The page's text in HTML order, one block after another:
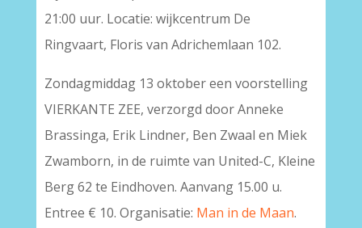
21:00 uur. Locatie: wijkcentrum De
Ringvaart, Floris van Adrichemlaan 102.
Zondagmiddag 13 oktober een voorstelling
VIERKANTE ZEE, verzorgd door Anneke
Brassinga, Erik Lindner, Ben Zwaal en Miek
Zwamborn, in de ruimte van United-C, Kleine
Berg 62 te Eindhoven. Aanvang 15.00 u.
Entree € 10. Organisatie: Man in de Maan.